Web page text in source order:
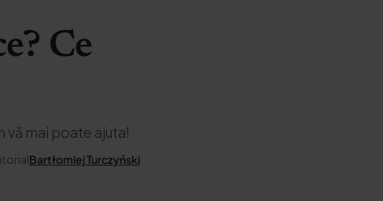
Ce
vă mai poate ajuta!
Bartłomiej Turczyński